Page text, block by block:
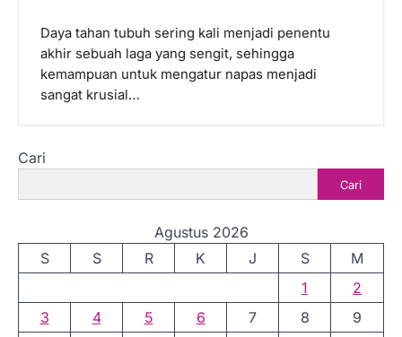
Daya tahan tubuh sering kali menjadi penentu
akhir sebuah laga yang sengit, sehingga
kemampuan untuk mengatur napas menjadi
sangat krusial…
Cari
Cari
Agustus 2026
S
S R K J S
M
1
2
3
4 5 6 7 8 9